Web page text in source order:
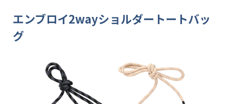
エンブロイ2wayショルダートートバッ
グ